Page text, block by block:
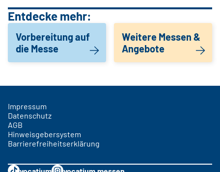
Entdecke mehr:
Vorbereitung auf
die Messe
Weitere Messen &
Angebote
Impressum
Datenschutz
AGB
Hinweisgebersystem
Barrierefreiheitserklärung